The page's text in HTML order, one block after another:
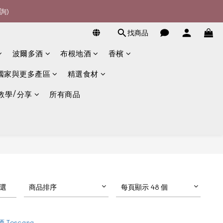
)
)
)
找商品
波爾多酒 布根地酒 香檳
家與更多產區 精選食材
學/分享 所有商品
商品排序 每頁顯示 48 個